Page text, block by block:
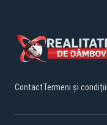
ContactTermeni și condiții